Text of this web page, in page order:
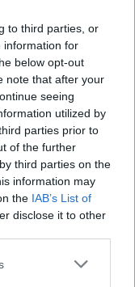
to third parties, or
information for
below opt-out
note that after your
seeing
utilized by
parties prior to
of the further
third parties on the
information may
the IAB’s List of
disclose it to other